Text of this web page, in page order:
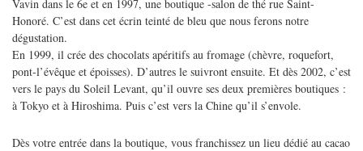
Vavin dans le 6e et en 1997, une boutique -salon de thé rue Saint-
Honoré. C’est dans cet écrin teinté de bleu que nous ferons notre
dégustation.
En 1999, il crée des chocolats apéritifs au fromage (chèvre, roquefort,
pont-l’évêque et époisses). D’autres le suivront ensuite. Et dès 2002, c’est
vers le pays du Soleil Levant, qu’il ouvre ses deux premières boutiques :
à Tokyo et à Hiroshima. Puis c’est vers la Chine qu’il s’envole.
Dès votre entrée dans la boutique, vous franchissez un lieu dédié au cacao